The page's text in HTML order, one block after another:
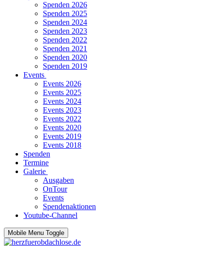
Spenden 2026
Spenden 2025
Spenden 2024
Spenden 2023
Spenden 2022
Spenden 2021
Spenden 2020
Spenden 2019
Events
Events 2026
Events 2025
Events 2024
Events 2023
Events 2022
Events 2020
Events 2019
Events 2018
Spenden
Termine
Galerie
Ausgaben
OnTour
Events
Spendenaktionen
Youtube-Channel
Mobile Menu Toggle